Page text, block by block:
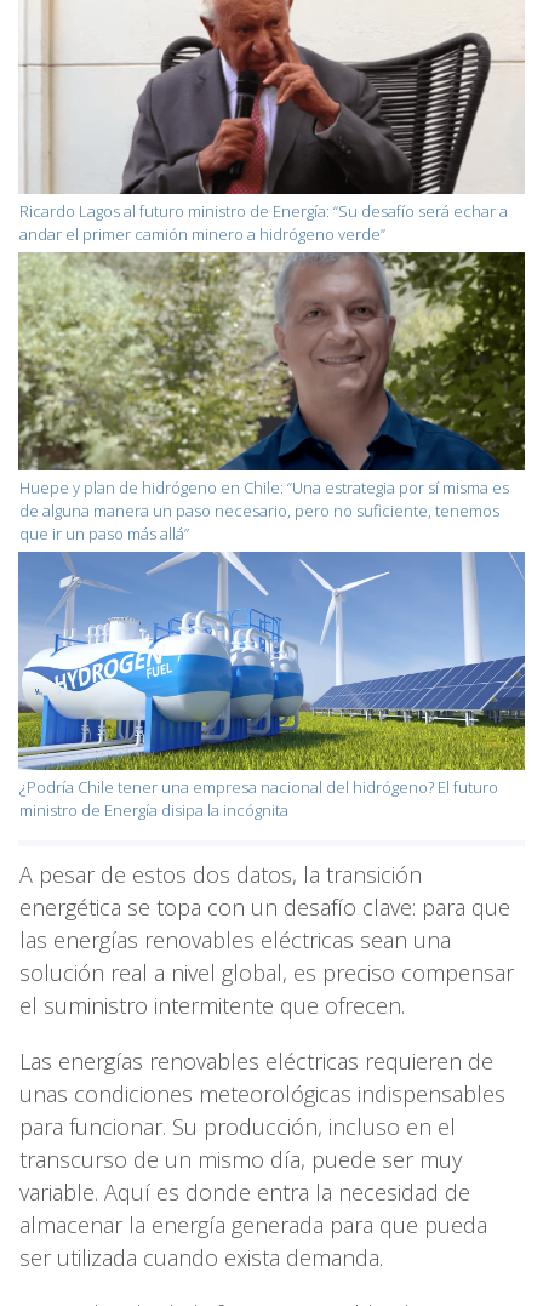
Ricardo Lagos al futuro ministro de Energía: “Su desafío será echar a
andar el primer camión minero a hidrógeno verde”
Huepe y plan de hidrógeno en Chile: “Una estrategia por sí misma es
de alguna manera un paso necesario, pero no suficiente, tenemos
que ir un paso más allá”
¿Podría Chile tener una empresa nacional del hidrógeno? El futuro
ministro de Energía disipa la incógnita
A pesar de estos dos datos, la transición
energética se topa con un desafío clave: para que
las energías renovables eléctricas sean una
solución real a nivel global, es preciso compensar
el suministro intermitente que ofrecen.
Las energías renovables eléctricas requieren de
unas condiciones meteorológicas indispensables
para funcionar. Su producción, incluso en el
transcurso de un mismo día, puede ser muy
variable. Aquí es donde entra la necesidad de
almacenar la energía generada para que pueda
ser utilizada cuando exista demanda.